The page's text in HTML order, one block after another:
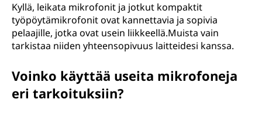
Kyllä, leikata mikrofonit ja jotkut kompaktit
työpöytämikrofonit ovat kannettavia ja sopivia
pelaajille, jotka ovat usein liikkeellä.Muista vain
tarkistaa niiden yhteensopivuus laitteidesi kanssa.
Voinko käyttää useita mikrofoneja
eri tarkoituksiin?